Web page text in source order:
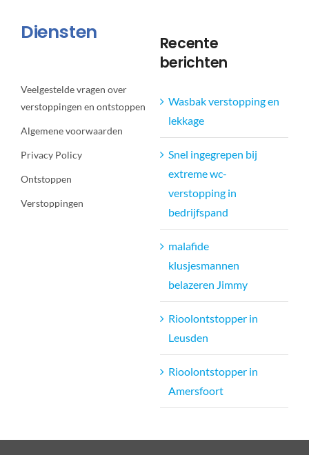
Diensten
Veelgestelde vragen over
verstoppingen en ontstoppen
Algemene voorwaarden
Privacy Policy
Ontstoppen
Verstoppingen
Recente
berichten
Wasbak verstopping en
lekkage
Snel ingegrepen bij
extreme wc-
verstopping in
bedrijfspand
malafide
klusjesmannen
belazeren Jimmy
Rioolontstopper in
Leusden
Rioolontstopper in
Amersfoort